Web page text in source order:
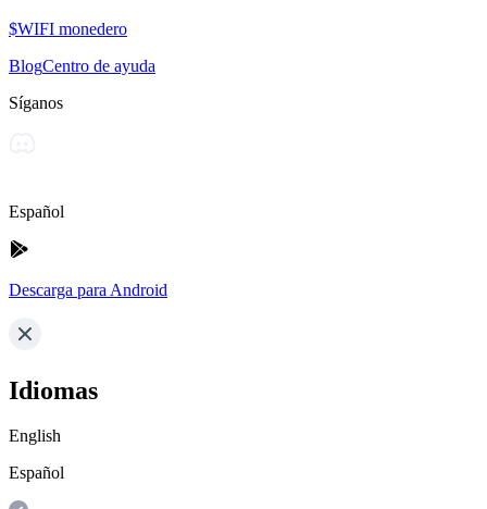
$WIFI monedero
BlogCentro de ayuda
Síganos
Español
Descarga para Android
Idiomas
English
Español